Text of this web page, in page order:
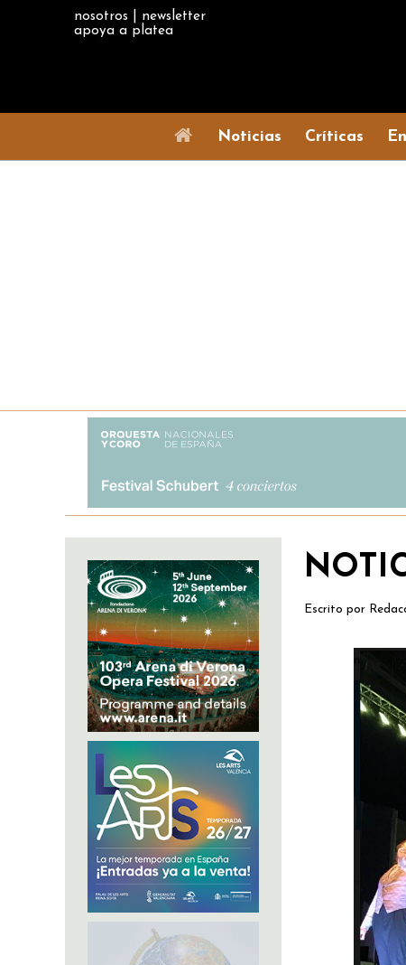
nosotros
newsletter
apoya a platea
Noticias Críticas
Escrito por